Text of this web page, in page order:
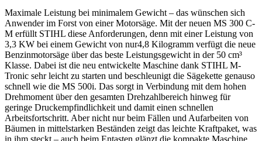
Maximale Leistung bei minimalem Gewicht – das wünschen sich
Anwender im Forst von einer Motorsäge. Mit der neuen MS 300 C-
M erfüllt STIHL diese Anforderungen, denn mit einer Leistung von
3,3 KW bei einem Gewicht von nur4,8 Kilogramm verfügt die neue
Benzinmotorsäge über das beste Leistungsgewicht in der 50 cm³
Klasse. Dabei ist die neu entwickelte Maschine dank STIHL M-
Tronic sehr leicht zu starten und beschleunigt die Sägekette genauso
schnell wie die MS 500i. Das sorgt in Verbindung mit dem hohen
Drehmoment über den gesamten Drehzahlbereich hinweg für
geringe Druckempfindlichkeit und damit einen schnellen
Arbeitsfortschritt. Aber nicht nur beim Fällen und Aufarbeiten von
Bäumen in mittelstarken Beständen zeigt das leichte Kraftpaket, was